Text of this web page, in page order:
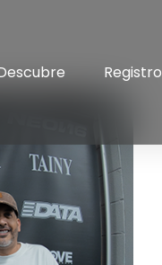
Registro